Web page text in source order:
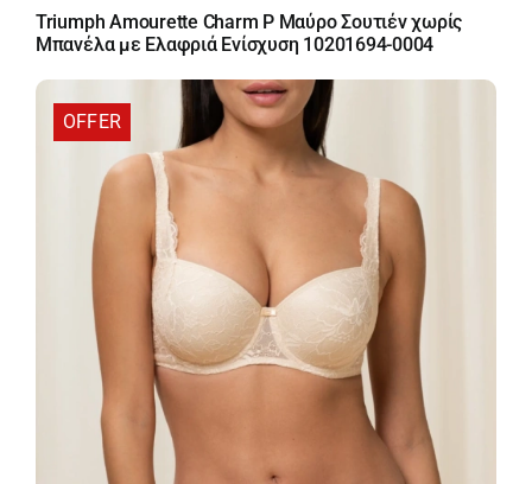
price
was:
τρέχουσα
τιμή
38,25 €.
Triumph Amourette Charm P Μαύρο Σουτιέν χωρίς
Μπανέλα με Ελαφριά Ενίσχυση 10201694-0004
OFFER